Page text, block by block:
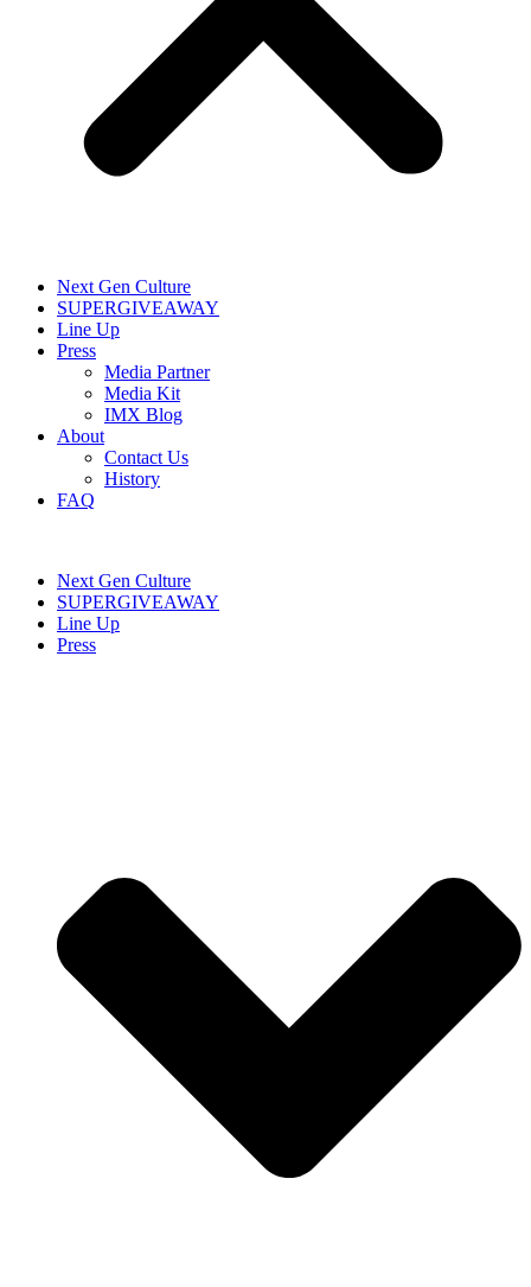
Next Gen Culture
SUPERGIVEAWAY
Line Up
Press
Media Partner
Media Kit
IMX Blog
About
Contact Us
History
FAQ
Next Gen Culture
SUPERGIVEAWAY
Line Up
Press